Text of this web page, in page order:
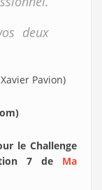
deux
Pavion)
le Challenge
7 de Ma